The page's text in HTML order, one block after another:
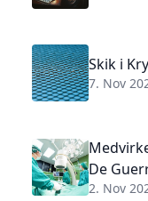
Skik i
7. Nov
De
2. Nov